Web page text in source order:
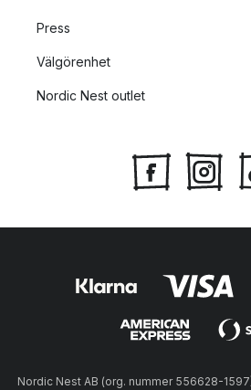
Press
Välgörenhet
Nordic Nest outlet
Nordic Nest AB (org. nummer 556628-